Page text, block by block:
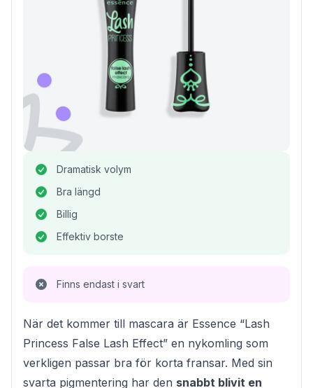
Dramatisk volym
Bra längd
Billig
Effektiv borste
Finns endast i svart
När det kommer till mascara är Essence “Lash
Princess False Lash Effect” en nykomling som
verkligen passar bra för korta fransar. Med sin
svarta pigmentering har den snabbt blivit en